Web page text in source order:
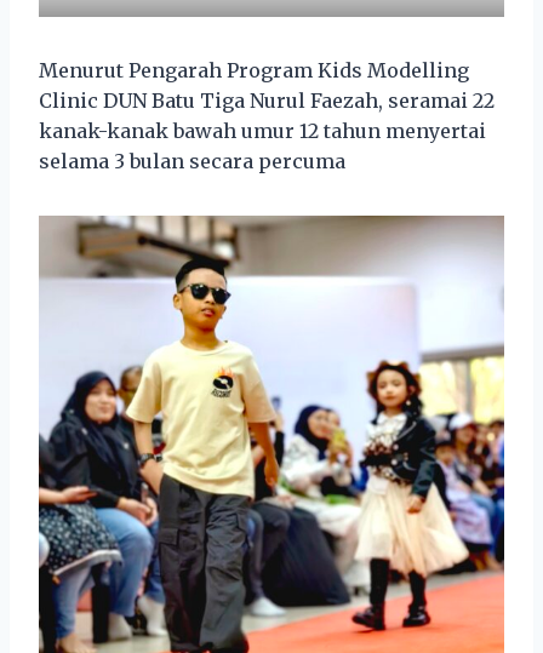
Menurut Pengarah Program Kids Modelling
Clinic DUN Batu Tiga Nurul Faezah, seramai 22
kanak-kanak bawah umur 12 tahun menyertai
selama 3 bulan secara percuma